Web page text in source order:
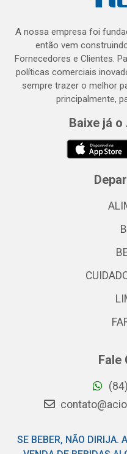
A nossa empresa foi
então vem
Fornecedores e Clientes.
políticas comerciais
sempre trazer o melhor
principalmente,
Baixe já
Fale
SE BEBER, NÃO DIRIJA.